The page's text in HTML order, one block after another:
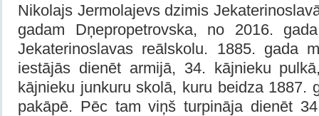
Nikolajs Jermolajevs dzimis
gadam Dņepropetrovska, no 2016.
Jekaterinoslavas reāl­skolu. 1885. gada
iestājās dienēt armijā, 34. kājnieku
kājnieku junkuru skolā, kuru beidza 1887.
pakāpē. Pēc tam viņš turpināja dienēt